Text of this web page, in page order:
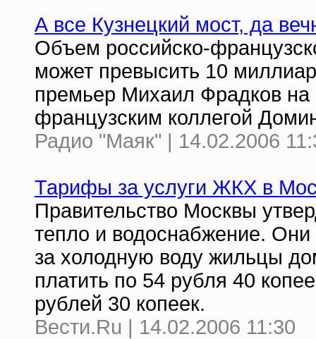
А все Кузнецкий мост, да
Объем российско-
может превысить 10
премьер Михаил Фрадков на
французским коллегой
Радио "Маяк" | 14.02.2006
Тарифы за услуги ЖКХ в
Правительство Москвы
тепло и водоснабжение. Они
за холодную воду жильцы
платить по 54 рубля 40
рублей 30 копеек.
Вести.Ru | 14.02.2006 11:30